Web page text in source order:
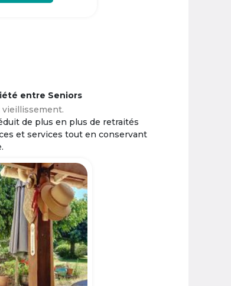
entre Seniors
vieillissement.
de plus en plus de retraités
et services tout en conservant